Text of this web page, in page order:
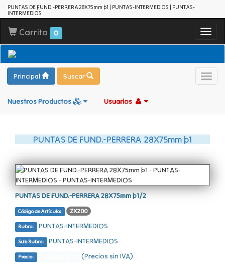
PUNTAS DE FUND.-PERRERA 28X75mm þ1 | PUNTAS-INTERMEDIOS | PUNTAS-
INTERMEDIOS
Carrito 0
Principal Buscar
Nuestros Productos Usuarios
PUNTAS DE FUND.-PERRERA 28X75mm þ1
PUNTAS DE FUND.-PERRERA 28X75mm þ1/2
Código de Artículo: ZX200
Rubro: PUNTAS-INTERMEDIOS
Sub Rubro: PUNTAS-INTERMEDIOS
Precio: (Precios sin IVA)